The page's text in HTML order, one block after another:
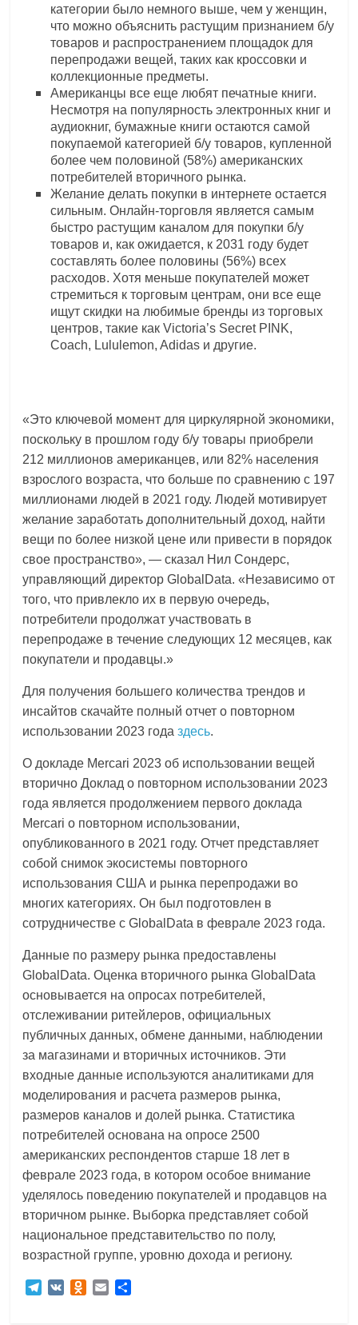
категории было немного выше, чем у женщин,
что можно объяснить растущим признанием б/у
товаров и распространением площадок для
перепродажи вещей, таких как кроссовки и
коллекционные предметы.
Американцы все еще любят печатные книги.
Несмотря на популярность электронных книг и
аудиокниг, бумажные книги остаются самой
покупаемой категорией б/у товаров, купленной
более чем половиной (58%) американских
потребителей вторичного рынка.
Желание делать покупки в интернете остается
сильным. Онлайн-торговля является самым
быстро растущим каналом для покупки б/у
товаров и, как ожидается, к 2031 году будет
составлять более половины (56%) всех
расходов. Хотя меньше покупателей может
стремиться к торговым центрам, они все еще
ищут скидки на любимые бренды из торговых
центров, такие как Victoria’s Secret PINK,
Coach, Lululemon, Adidas и другие.
«Это ключевой момент для циркулярной экономики,
поскольку в прошлом году б/у товары приобрели
212 миллионов американцев, или 82% населения
взрослого возраста, что больше по сравнению с 197
миллионами людей в 2021 году. Людей мотивирует
желание заработать дополнительный доход, найти
вещи по более низкой цене или привести в порядок
свое пространство», — сказал Нил Сондерс,
управляющий директор GlobalData. «Независимо от
того, что привлекло их в первую очередь,
потребители продолжат участвовать в
перепродаже в течение следующих 12 месяцев, как
покупатели и продавцы.»
Для получения большего количества трендов и
инсайтов скачайте полный отчет о повторном
использовании 2023 годаздесь.
О докладе Mercari 2023 об использовании вещей
вторично Доклад о повторном использовании 2023
года является продолжением первого доклада
Mercari о повторном использовании,
опубликованного в 2021 году. Отчет представляет
собой снимок экосистемы повторного
использования США и рынка перепродажи во
многих категориях. Он был подготовлен в
сотрудничестве с GlobalData в феврале 2023 года.
Данные по размеру рынка предоставлены
GlobalData. Оценка вторичного рынка GlobalData
основывается на опросах потребителей,
отслеживании ритейлеров, официальных
публичных данных, обмене данными, наблюдении
за магазинами и вторичных источников. Эти
входные данные используются аналитиками для
моделирования и расчета размеров рынка,
размеров каналов и долей рынка. Статистика
потребителей основана на опросе 2500
американских респондентов старше 18 лет в
феврале 2023 года, в котором особое внимание
уделялось поведению покупателей и продавцов на
вторичном рынке. Выборка представляет собой
национальное представительство по полу,
возрастной группе, уровню дохода и региону.
T
V
O
E